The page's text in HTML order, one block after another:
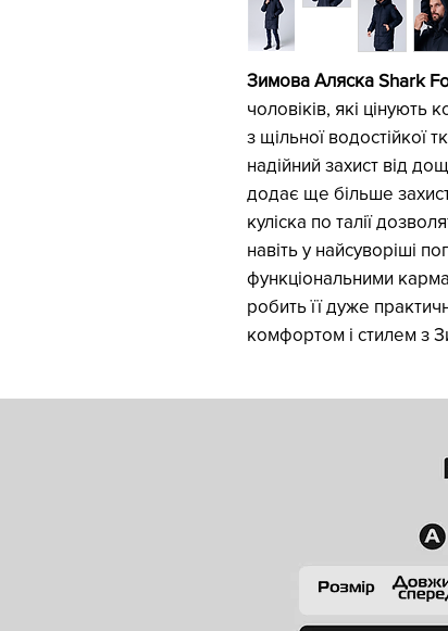
Зимова Аляска Shark
чоловіків, які цінують
з щільної водостійкої
надійний захист від
додає ще більше
куліска по талії
навіть у найсуворіші
функціональними
робить її дуже
комфортом і стилем з